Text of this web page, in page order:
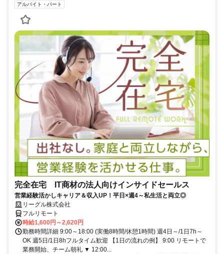
アルバイト・パート
完全在宅 IT商材の法人向けインサイドセールス
営業経験活かしキャリア＆収入UP！平日×週4～私生活と両立◎
リーグル株式会社
フルリモート
時給1,600円～2,620円
勤務時間詳細 9:00～18:00 (実働8時間/休憩1時間) 週4日～/1日7h～
OK 週5日/1日8hフルタイム歓迎 【1日の流れの例】 9:00 リモートで
業務開始、チーム朝礼 ▼ 12:00...